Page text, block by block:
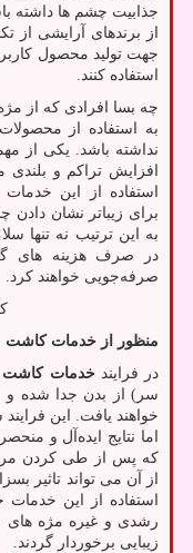
جذابیت چشم‌ ها داشته
از برندهای آرایشی از
جهت تولید محصول
استفاده کنند.
چه بسا افرادی که از
به استفاده از
نداشته باشد. یکی از
افزایش تراکم و بلندی
استفاده از این
برای زیباتر نشان
به این ترتیب نه تنها
در صرف هزینه ‌های
صرفه‌جویی خواهند کرد.
منظور از خدمات
در فرایندخدمات کاشت
سر) از بدن جدا شده و
خواهند یافت. این
اما نتایج ایده‌آل و
که پس از طی کردن
از آن می تواند تاثیر
استفاده از این خدمات
رشدی و غیره مژه ‌های
زیبایی برخوردار گردند.